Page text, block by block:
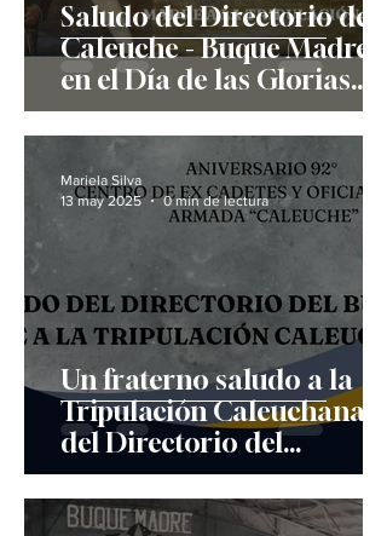
Saludo del Directorio del
Caleuche - Buque Madre
en el Día de las Glorias
Navales
Un fraterno saludo a la
Tripulación Caleuchana
del Directorio del
Caleuche - Buque Madre
Mariela Silva
13 may 2025
0 min de lectura